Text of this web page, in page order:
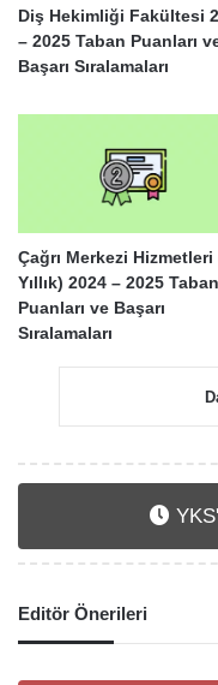
Diş Hekimliği Fakültesi
– 2025 Taban Puanları
Başarı Sıralamaları
Çağrı Merkezi Hizmetleri
Yıllık) 2024 – 2025 Taban
Puanları ve Başarı
Sıralamaları
Editör Önerileri